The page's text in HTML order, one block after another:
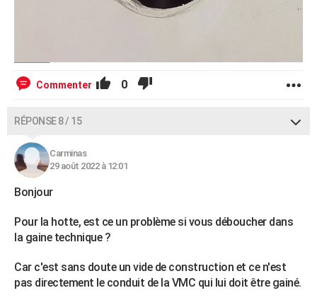
Commenter 0
RÉPONSE 8 / 15
Carminas
29 août 2022 à 12:01
Bonjour
Pour la hotte, est ce un problème si vous déboucher dans
la gaine technique ?
Car c'est sans doute un vide de construction et ce n'est
pas directement le conduit de la VMC qui lui doit être gainé.